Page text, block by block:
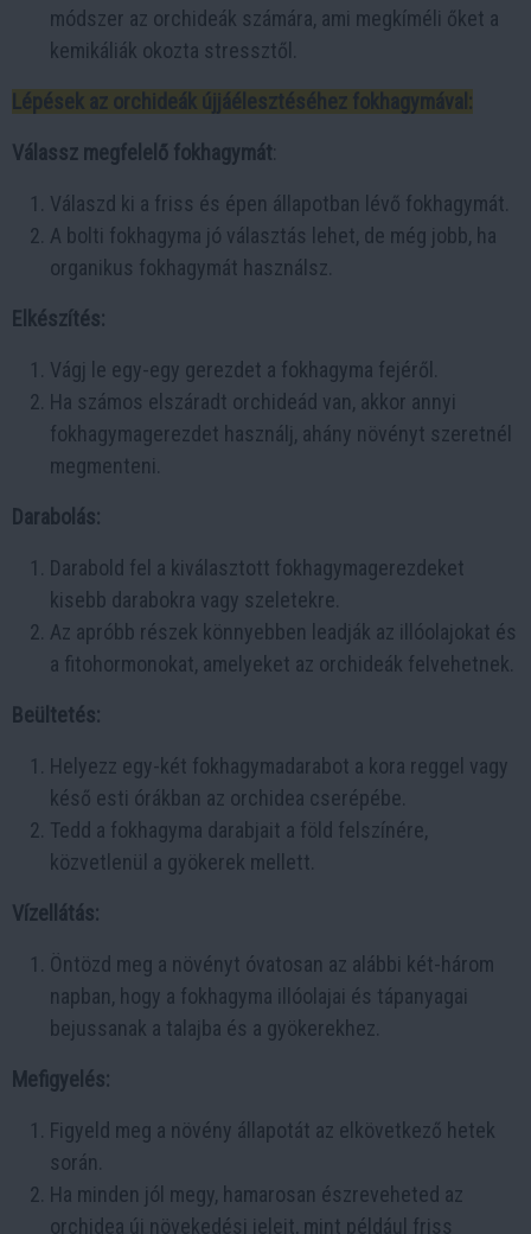
módszer az orchideák számára, ami megkíméli őket a
kemikáliák okozta stressztől.
Lépések az orchideák újjáélesztéséhez fokhagymával:
Válassz megfelelő fokhagymát
Válaszd ki a friss és épen állapotban lévő fokhagymát.
A bolti fokhagyma jó választás lehet, de még jobb, ha
organikus fokhagymát használsz.
Elkészítés:
Vágj le egy-egy gerezdet a fokhagyma fejéről.
Ha számos elszáradt orchideád van, akkor annyi
fokhagymagerezdet használj, ahány növényt szeretnél
megmenteni.
Darabolás:
Darabold fel a kiválasztott fokhagymagerezdeket
kisebb darabokra vagy szeletekre.
Az apróbb részek könnyebben leadják az illóolajokat és
a fitohormonokat, amelyeket az orchideák felvehetnek.
Beültetés:
Helyezz egy-két fokhagymadarabot a kora reggel vagy
késő esti órákban az orchidea cserépébe.
Tedd a fokhagyma darabjait a föld felszínére,
közvetlenül a gyökerek mellett.
Vízellátás:
Öntözd meg a növényt óvatosan az alábbi két-három
napban, hogy a fokhagyma illóolajai és tápanyagai
bejussanak a talajba és a gyökerekhez.
Mefigyelés:
Figyeld meg a növény állapotát az elkövetkező hetek
során.
Ha minden jól megy, hamarosan észreveheted az
orchidea új növekedési jeleit, mint például friss